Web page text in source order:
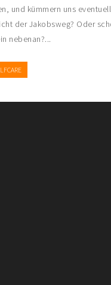
und kümmern uns
der Jakobsweg? Oder
nebenan?...